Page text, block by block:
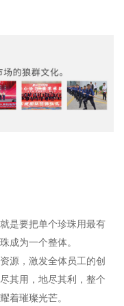
是要把单个珍珠用最有
成为一个整体。
源，激发全体员工的创
其用，地尽其利，整个
着璀璨光芒。